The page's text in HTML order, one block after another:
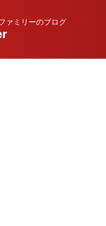
ァミリーのブログ